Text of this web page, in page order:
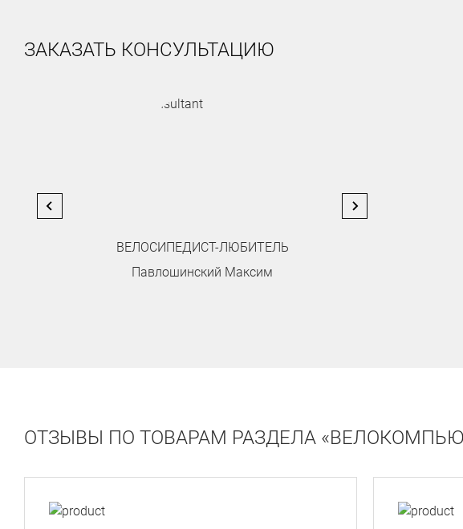
ЗАКАЗАТЬ КОНСУЛЬТАЦИЮ
ВЕЛОСИПЕДИСТ-ЛЮБИТЕЛЬ
Павлошинский Максим
ОТЗЫВЫ ПО ТОВАРАМ РАЗДЕЛА